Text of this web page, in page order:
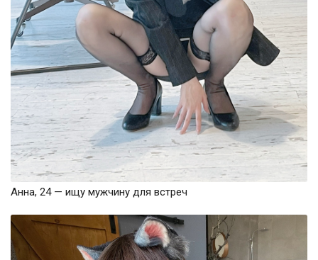
Анна, 24 — ищу мужчину для встреч